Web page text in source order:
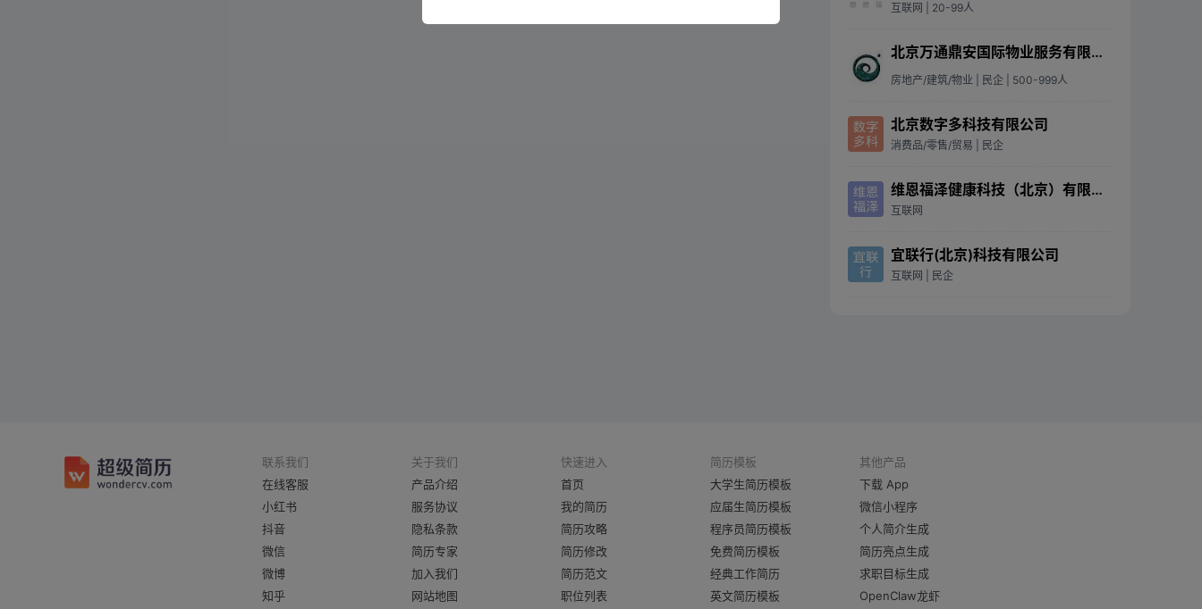
互联网 | 20-99人
北京万通鼎安国际物业服务有限公司
房地产/建筑/物业 | 民企 | 500-999人
北京数字多科技有限公司
消费品/零售/贸易 | 民企
维恩福泽健康科技（北京）有限公司
互联网
宜联行(北京)科技有限公司
互联网 | 民企
联系我们
在线客服
小红书
抖音
微信
微博
知乎
关于我们
产品介绍
服务协议
隐私条款
简历专家
加入我们
网站地图
快速进入
首页
我的简历
简历攻略
简历修改
简历范文
职位列表
简历模板
大学生简历模板
应届生简历模板
程序员简历模板
免费简历模板
经典工作简历
英文简历模板
其他产品
下载 App
微信小程序
个人简介生成
简历亮点生成
求职目标生成
OpenClaw龙虾